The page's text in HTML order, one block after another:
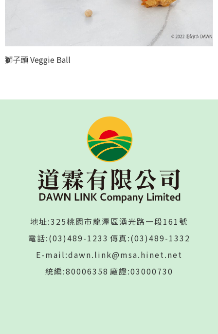
Ball
地址:325桃園市龍潭區湧光路一段161號
電話:(03)489-1233 傳真:(03)489-1332
E-mail:dawn.link@msa.hinet.net
統編:80006358 廠證:03000730